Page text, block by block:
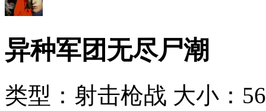
异种军团无尽尸潮
类型：射击枪战 大小：